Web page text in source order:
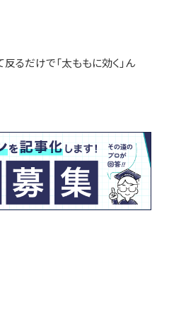
るだけで「太ももに効く」ん